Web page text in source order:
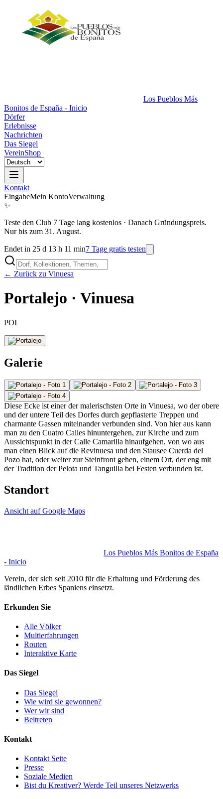
Los Pueblos Más
Bonitos de España - Inicio
Dörfer
Erlebnisse
Nachrichten
Das Siegel
VereinShop
Kontakt
EingabeMein KontoVerwaltung
✨
Teste den Club 7 Tage lang kostenlos · Danach Gründungspreis.
Nur bis zum 31. August.
Endet in 25 d 13 h 11 min7 Tage gratis testen
← Zurück zu Vinuesa
Portalejo · Vinuesa
POI
Galerie
Diese Ecke ist einer der malerischsten Orte in Vinuesa, wo der obere
und der untere Teil des Dorfes durch gepflasterte Treppen und
charmante Gassen miteinander verbunden sind. Von hier aus kann
man zu den Cuatro Calles hinuntergehen, zur Kirche und zum
Aussichtspunkt in der Calle Camarilla hinaufgehen, von wo aus
man einen Blick auf die Revinuesa und den Stausee Cuerda del
Pozo hat, oder weiter zur Steinfront gehen, einem Ort, der eng mit
der Tradition der Pelota und Tanguilla bei Festen verbunden ist.
Standort
Ansicht auf Google Maps
Los Pueblos Más Bonitos de España
- Inicio
Verein, der sich seit 2010 für die Erhaltung und Förderung des
ländlichen Erbes Spaniens einsetzt.
Erkunden Sie
Alle Völker
Multierfahrungen
Routen
Interaktive Karte
Das Siegel
Das Siegel
Wie wird sie gewonnen?
Wer wir sind
Beitreten
Kontakt
Kontakt Seite
Presse
Soziale Medien
Bist du Kreativer? Werde Teil unseres Netzwerks